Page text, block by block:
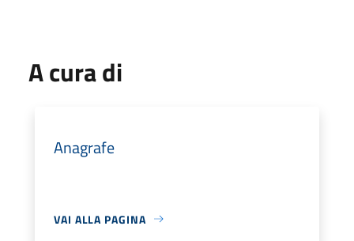
A cura di
Anagrafe
VAI ALLA PAGINA